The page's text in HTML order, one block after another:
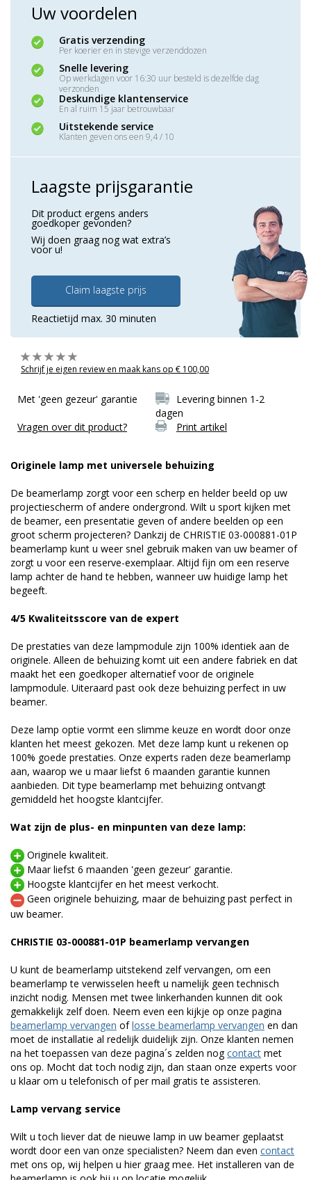
Uw voordelen
Gratis verzending
Per koerier en in stevige verzenddozen
Snelle levering
Op werkdagen voor 16:30 uur besteld is dezelfde dag
verzonden
Deskundige klantenservice
En al ruim 15 jaar betrouwbaar
Uitstekende service
Klanten geven ons een 9,4 / 10
Laagste prijsgarantie
Dit product ergens anders
goedkoper gevonden?
Wij doen graag nog wat extra’s
voor u!
Claim laagste prijs
Reactietijd max. 30 minuten
Schrijf je eigen review en maak kans op € 100,00
Met 'geen gezeur' garantie
Levering binnen 1-2
dagen
Vragen over dit product?
Print artikel
Originele lamp met universele behuizing
De beamerlamp zorgt voor een scherp en helder beeld op uw
projectiescherm of andere ondergrond. Wilt u sport kijken met
de beamer, een presentatie geven of andere beelden op een
groot scherm projecteren? Dankzij de CHRISTIE 03-000881-01P
beamerlamp kunt u weer snel gebruik maken van uw beamer of
zorgt u voor een reserve-exemplaar. Altijd fijn om een reserve
lamp achter de hand te hebben, wanneer uw huidige lamp het
begeeft.
4/5 Kwaliteitsscore van de expert
De prestaties van deze lampmodule zijn 100% identiek aan de
originele. Alleen de behuizing komt uit een andere fabriek en dat
maakt het een goedkoper alternatief voor de originele
lampmodule. Uiteraard past ook deze behuizing perfect in uw
beamer.
Deze lamp optie vormt een slimme keuze en wordt door onze
klanten het meest gekozen. Met deze lamp kunt u rekenen op
100% goede prestaties. Onze experts raden deze beamerlamp
aan, waarop we u maar liefst 6 maanden garantie kunnen
aanbieden. Dit type beamerlamp met behuizing ontvangt
gemiddeld het hoogste klantcijfer.
Wat zijn de plus- en minpunten van deze lamp:
Originele kwaliteit.
Maar liefst 6 maanden 'geen gezeur' garantie.
Hoogste klantcijfer en het meest verkocht.
Geen originele behuizing, maar de behuizing past perfect in
uw beamer.
CHRISTIE 03-000881-01P beamerlamp vervangen
U kunt de beamerlamp uitstekend zelf vervangen, om een
beamerlamp te verwisselen heeft u namelijk geen technisch
inzicht nodig. Mensen met twee linkerhanden kunnen dit ook
gemakkelijk zelf doen. Neem even een kijkje op onze pagina
beamerlamp vervangen oflosse beamerlamp vervangen en dan
moet de installatie al redelijk duidelijk zijn. Onze klanten nemen
na het toepassen van deze pagina´s zelden nogcontact met
ons op. Mocht dat toch nodig zijn, dan staan onze experts voor
u klaar om u telefonisch of per mail gratis te assisteren.
Lamp vervang service
Wilt u toch liever dat de nieuwe lamp in uw beamer geplaatst
wordt door een van onze specialisten? Neem dan even contact
met ons op, wij helpen u hier graag mee. Het installeren van de